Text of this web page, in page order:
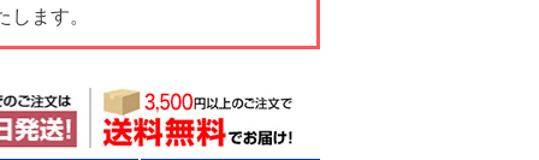
ます。